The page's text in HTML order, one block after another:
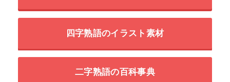
四字熟語のイラスト素材
二字熟語の百科事典